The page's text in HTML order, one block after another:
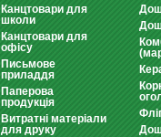
Канцтовари для
школи
Канцтовари для
офісу
Письмове
приладдя
Паперова
продукція
Витратні матеріали
для друку